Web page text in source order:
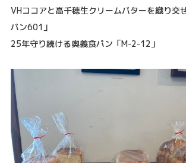
VHココアと高千穂生クリームバターを織り交
パン601」
25年守り続ける奥義食パン「M-2-12」